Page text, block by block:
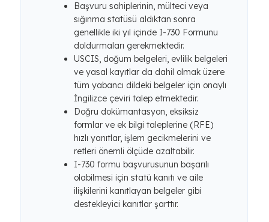
Başvuru sahiplerinin, mülteci veya
sığınma statüsü aldıktan sonra
genellikle iki yıl içinde I-730 Formunu
doldurmaları gerekmektedir.
USCIS, doğum belgeleri, evlilik belgeleri
ve yasal kayıtlar da dahil olmak üzere
tüm yabancı dildeki belgeler için onaylı
İngilizce çeviri talep etmektedir.
Doğru dokümantasyon, eksiksiz
formlar ve ek bilgi taleplerine (RFE)
hızlı yanıtlar, işlem gecikmelerini ve
retleri önemli ölçüde azaltabilir.
I-730 formu başvurusunun başarılı
olabilmesi için statü kanıtı ve aile
ilişkilerini kanıtlayan belgeler gibi
destekleyici kanıtlar şarttır.